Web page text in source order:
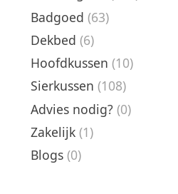
Badgoed (63)
Dekbed (6)
Hoofdkussen (10)
Sierkussen (108)
Advies nodig? (0)
Zakelijk (1)
Blogs (0)